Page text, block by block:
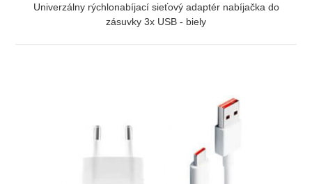
Univerzálny rýchlonabíjací sieťový adaptér nabíjačka do
zásuvky 3x USB - biely